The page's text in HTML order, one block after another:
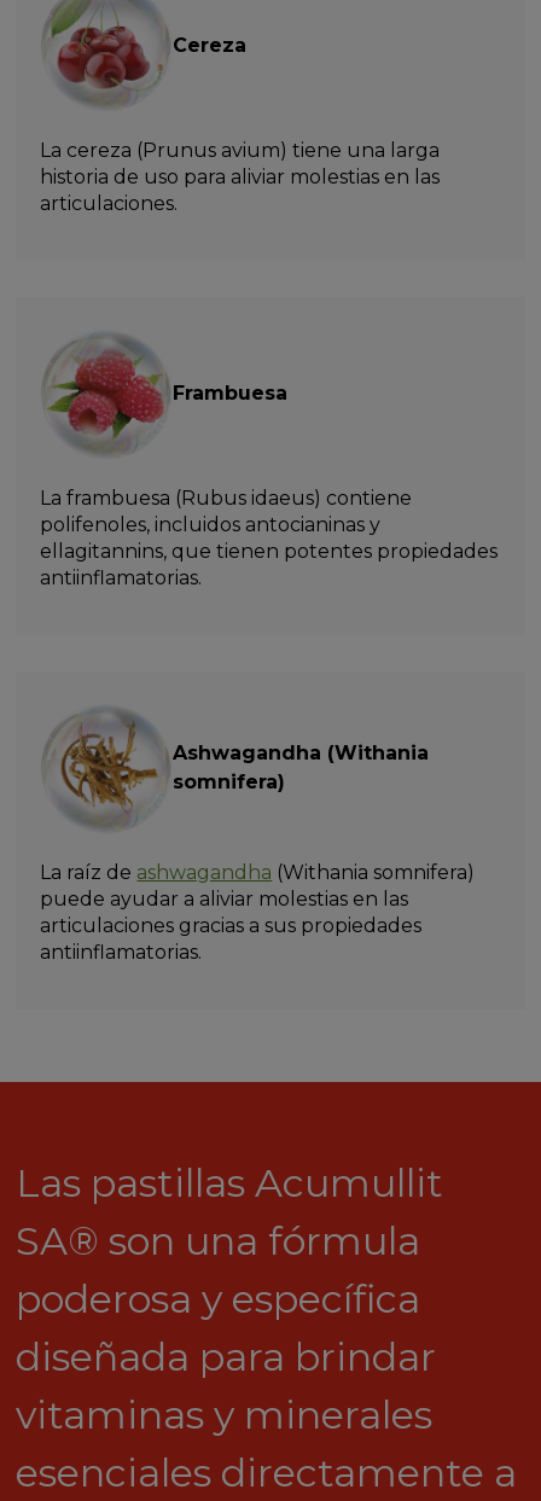
Cereza
La cereza (Prunus avium) tiene una larga
historia de uso para aliviar molestias en las
articulaciones.
Frambuesa
La frambuesa (Rubus idaeus) contiene
polifenoles, incluidos antocianinas y
ellagitannins, que tienen potentes propiedades
antiinflamatorias.
Ashwagandha (Withania
somnifera)
La raíz de ashwagandha (Withania somnifera)
puede ayudar a aliviar molestias en las
articulaciones gracias a sus propiedades
antiinflamatorias.
Las pastillas Acumullit
SA® son una fórmula
poderosa y específica
diseñada para brindar
vitaminas y minerales
esenciales directamente a